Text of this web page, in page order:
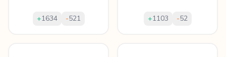
+1634 -521 +1103 -52